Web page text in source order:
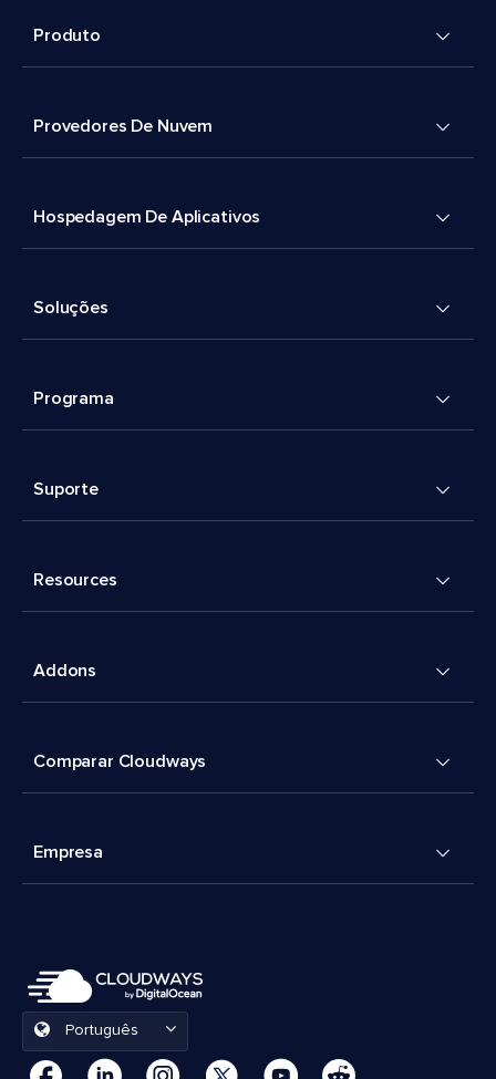
Produto
Provedores De Nuvem
Hospedagem De Aplicativos
Soluções
Programa
Suporte
Resources
Addons
Comparar Cloudways
Empresa
Português